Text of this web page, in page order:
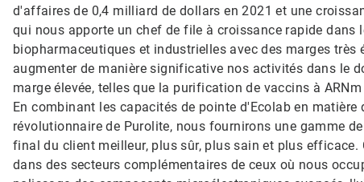
d'affaires de 0,4 milliard de dollars en 2021 et une
qui nous apporte un chef de file à croissance rapide
biopharmaceutiques et industrielles avec des marges très
augmenter de manière significative nos activités dans le
marge élevée, telles que la purification de vaccins à
En combinant les capacités de pointe d'Ecolab en
révolutionnaire de Purolite, nous fournirons une gamme
final du client meilleur, plus sûr, plus sain et plus
dans des secteurs complémentaires de ceux où nous